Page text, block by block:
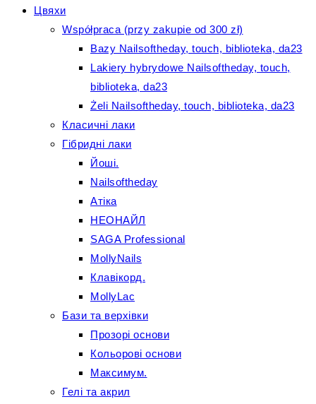
Цвяхи
Współpraca (przy zakupie od 300 zł)
Bazy Nailsoftheday, touch, biblioteka, da23
Lakiery hybrydowe Nailsoftheday, touch,
biblioteka, da23
Żeli Nailsoftheday, touch, biblioteka, da23
Класичні лаки
Гібридні лаки
Йоші.
Nailsoftheday
Атіка
НЕОНАЙЛ
SAGA Professional
MollyNails
Клавікорд.
MollyLac
Бази та верхівки
Прозорі основи
Кольорові основи
Максимум.
Гелі та акрил